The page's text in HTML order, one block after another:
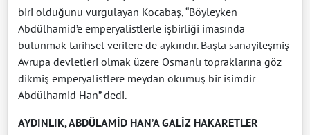
biri olduğunu vurgulayan Kocabaş, “Böyleyken
Abdülhamid’e emperyalistlerle işbirliği imasında
bulunmak tarihsel verilere de aykırıdır. Başta sanayileşmiş
Avrupa devletleri olmak üzere Osmanlı topraklarına göz
dikmiş emperyalistlere meydan okumuş bir isimdir
Abdülhamid Han” dedi.
AYDINLIK, ABDÜLAMİD HAN’A GALİZ HAKARETLER